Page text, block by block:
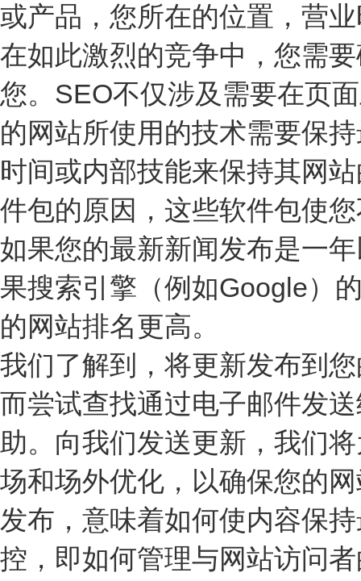
或产品，您所在的位置，营
在如此激烈的竞争中，您需
您。SEO不仅涉及需要在页
的网站所使用的技术需要保
时间或内部技能来保持其网
件包的原因，这些软件包使
如果您的最新新闻发布是一
果搜索引擎（例如Google）
的网站排名更高。
我们了解到，将更新发布到
而尝试查找通过电子邮件发
助。向我们发送更新，我们
场和场外优化，以确保您的
发布，意味着如何使内容保
控，即如何管理与网站访问